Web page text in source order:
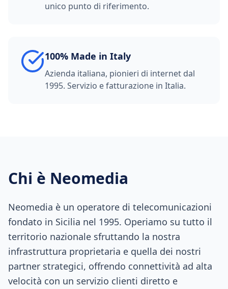
unico punto di riferimento.
100% Made in Italy
Azienda italiana, pionieri di internet dal
1995. Servizio e fatturazione in Italia.
Chi è Neomedia
Neomedia è un operatore di telecomunicazioni
fondato in Sicilia nel 1995. Operiamo su tutto il
territorio nazionale sfruttando la nostra
infrastruttura proprietaria e quella dei nostri
partner strategici, offrendo connettività ad alta
velocità con un servizio clienti diretto e